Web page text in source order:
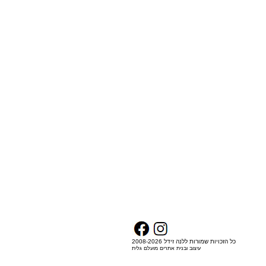
כל הזכויות שמורות ללנה זידל 2008-2026
עיצוב ובנית אתרים מועלם גלית